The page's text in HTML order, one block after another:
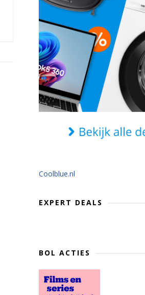
Coolblue.nl
EXPERT DEALS
BOL ACTIES